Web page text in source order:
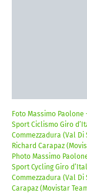
Foto Massimo Paolone
Sport Ciclismo Giro
Commezzadura (Val
Richard Carapaz
Photo Massimo
Sport Cycling Giro
Commezzadura (Val
Carapaz (Movistar